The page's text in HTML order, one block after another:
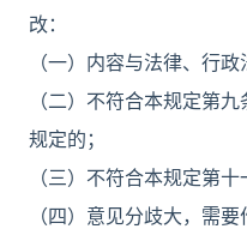
改：
（一）内容与法律、行
（二）不符合本规定第
规定的；
（三）不符合本规定第
（四）意见分歧大，需要